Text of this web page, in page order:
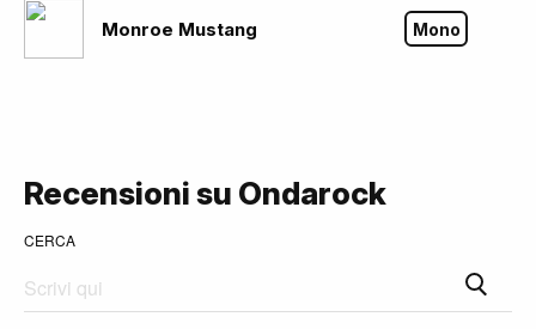
Monroe Mustang Mono
Recensioni su Ondarock
CERCA